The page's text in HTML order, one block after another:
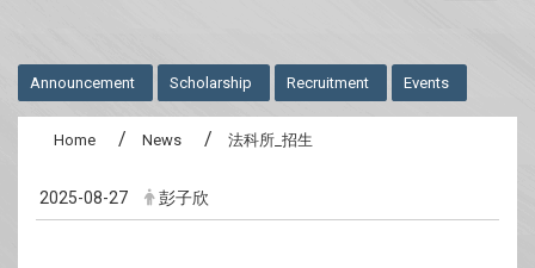
Announcement Scholarship Recruitment Events
Home News 法科所_招生
2025-08-27 彭子欣